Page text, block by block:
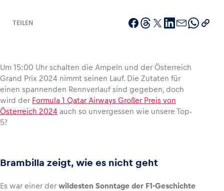
TEILEN
Um 15:00 Uhr schalten die Ampeln und der Österreich
Grand Prix 2024 nimmt seinen Lauf. Die Zutaten für
einen spannenden Rennverlauf sind gegeben, doch
wird der Formula 1 Qatar Airways Großer Preis von
Österreich 2024 auch so unvergessen wie unsere Top-
5?
Brambilla zeigt, wie es nicht geht
Es war einer derwildesten Sonntage der F1-Geschichte